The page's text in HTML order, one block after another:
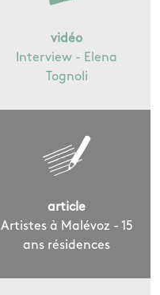
vidéo
Interview - Elena
Tognoli
article
Artistes à Malévoz - 15
ans résidences